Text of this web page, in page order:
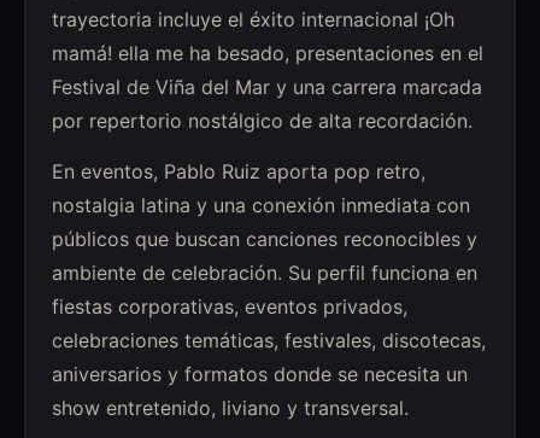
trayectoria incluye el éxito internacional ¡Oh
mamá! ella me ha besado, presentaciones en el
Festival de Viña del Mar y una carrera marcada
por repertorio nostálgico de alta recordación.
En eventos, Pablo Ruiz aporta pop retro,
nostalgia latina y una conexión inmediata con
públicos que buscan canciones reconocibles y
ambiente de celebración. Su perfil funciona en
fiestas corporativas, eventos privados,
celebraciones temáticas, festivales, discotecas,
aniversarios y formatos donde se necesita un
show entretenido, liviano y transversal.